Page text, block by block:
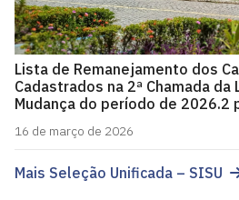
Lista de Remanejamento dos
Cadastrados na 2ª Chamada da
Mudança do período de 2026.2
16 de março de 2026
Mais Seleção Unificada – SISU